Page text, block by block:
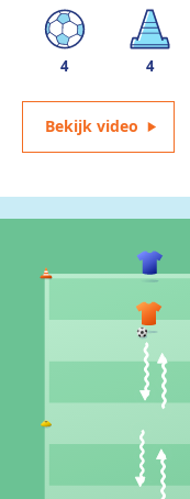
4 4
Bekijk video